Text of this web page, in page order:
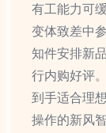
有工能力可
变体致差中
知件安排新
行内购好评
到手适合理
操作的新风